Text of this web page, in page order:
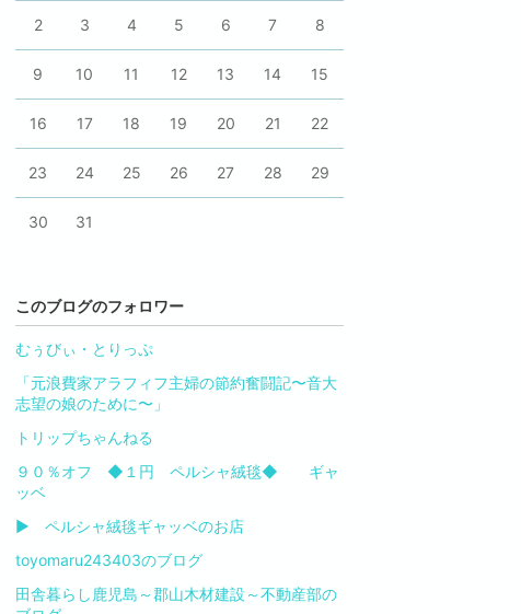
2 3 4 5 6 7 8
9 10 11 12 13 14 15
16 17 18 19 20 21 22
23 24 25 26 27 28 29
30 31
このブログのフォロワー
むぅびぃ・とりっぷ
「元浪費家アラフィフ主婦の節約奮闘記〜音大
志望の娘のために〜」
トリップちゃんねる
９０％オフ ◆１円 ペルシャ絨毯◆ ギャ
ッベ
▶ ペルシャ絨毯ギャッベのお店
toyomaru243403のブログ
田舎暮らし鹿児島～郡山木材建設～不動産部の